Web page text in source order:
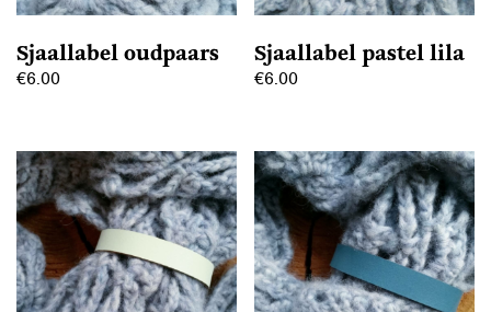
Sjaallabel oudpaars
€6.00
Sjaallabel pastel lila
€6.00